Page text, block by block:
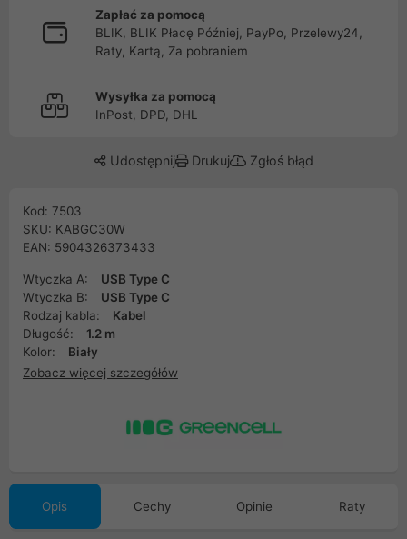
Zapłać za pomocą
BLIK, BLIK Płacę Później, PayPo, Przelewy24,
Raty, Kartą, Za pobraniem
Wysyłka za pomocą
InPost, DPD, DHL
Udostępnij Drukuj Zgłoś błąd
Kod: 7503
SKU: KABGC30W
EAN: 5904326373433
Wtyczka A:
USB Type C
Wtyczka B:
USB Type C
Rodzaj kabla:
Kabel
Długość:
1.2 m
Kolor:
Biały
Zobacz więcej szczegółów
Opis Cechy Opinie Raty